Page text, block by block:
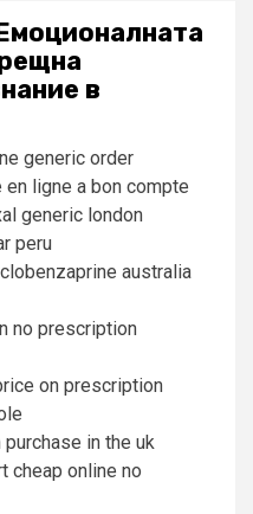
в
generic order
en ligne a bon compte
generic london
peru
australia
no prescription
on prescription
in the uk
cheap online no